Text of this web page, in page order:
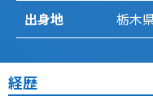
出身地
栃木
経歴